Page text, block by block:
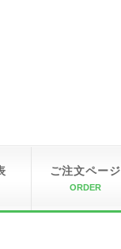
ご注文ページ
ORDER